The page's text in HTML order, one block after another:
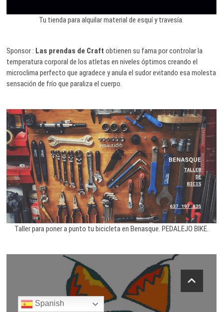
Tu tienda para alquilar material de esquí y travesía.
Sponsor : Las prendas de Craft obtienen su fama por controlar la
temperatura corporal de los atletas en niveles óptimos creando el
microclima perfecto que agradece y anula el sudor evitando esa molesta
sensación de frío que paraliza el cuerpo.
Taller para poner a punto tu bicicleta en Benasque. PEDALEJO BIKE.
Spanish